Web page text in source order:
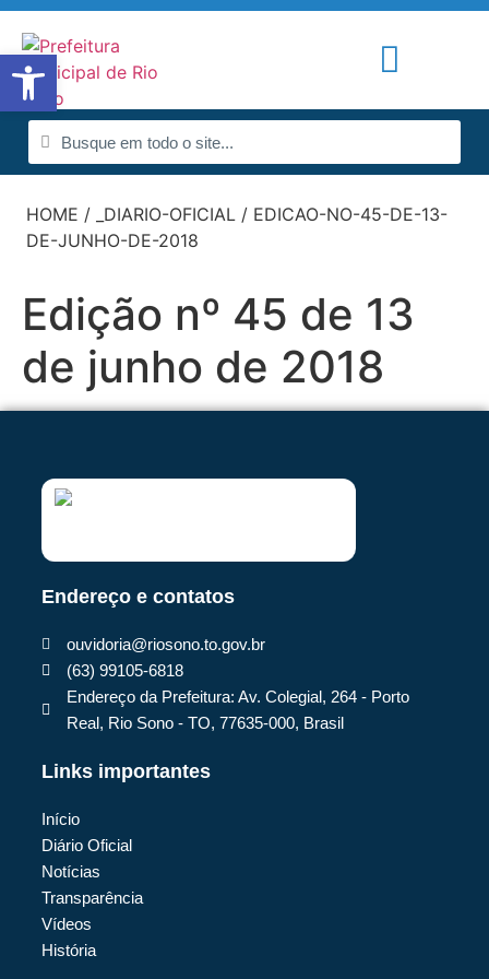
Abrir a barra de ferramentas
HOME / _DIARIO-OFICIAL / EDICAO-NO-45-DE-13-
DE-JUNHO-DE-2018
Edição nº 45 de 13
de junho de 2018
Endereço e contatos
ouvidoria@riosono.to.gov.br
(63) 99105-6818
Endereço da Prefeitura: Av. Colegial, 264 - Porto
Real, Rio Sono - TO, 77635-000, Brasil
Links importantes
Início
Diário Oficial
Notícias
Transparência
Vídeos
História